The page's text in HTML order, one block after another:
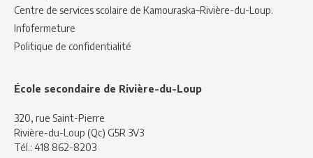
Centre de services scolaire de Kamouraska–Rivière-du-Loup.
Infofermeture
Politique de confidentialité
École secondaire de Rivière-du-Loup
320, rue Saint-Pierre
Rivière-du-Loup (Qc) G5R 3V3
Tél.: 418 862-8203